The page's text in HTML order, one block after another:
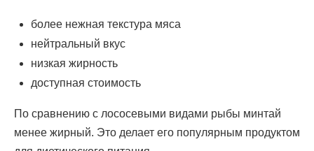
более нежная текстура мяса
нейтральный вкус
низкая жирность
доступная стоимость
По сравнению с лососевыми видами рыбы минтай
менее жирный. Это делает его популярным продуктом